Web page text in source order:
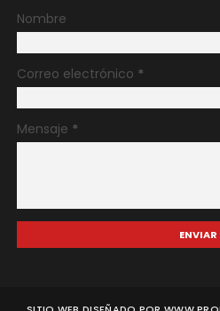
Nombre
Correo electrónico *
Mensaje *